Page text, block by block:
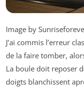
Image by
J’ai commis l’erreur
de la faire tomber,
La boule doit reposer
doigts blanchissent